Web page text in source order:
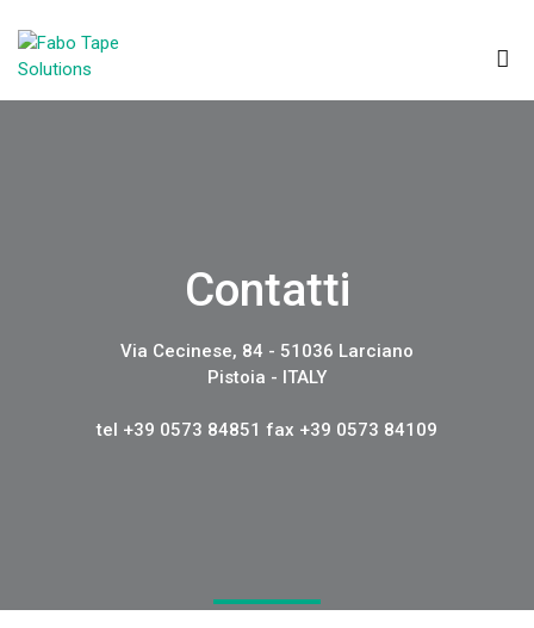
Contatti
Via Cecinese, 84 - 51036 Larciano
Pistoia - ITALY
tel +39 0573 84851 fax +39 0573 84109